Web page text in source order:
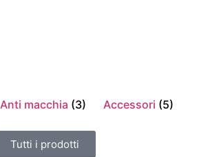
Anti macchia (3) Accessori (5)
Tutti i prodotti